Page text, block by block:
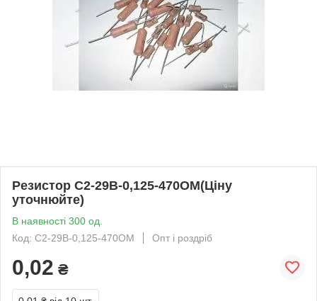
Резистор С2-29В-0,125-470ОМ(Ціну
уточнюйте)
В наявності 300 од.
Код: С2-29В-0,125-470ОМ
Опт і роздріб
0,02 ₴